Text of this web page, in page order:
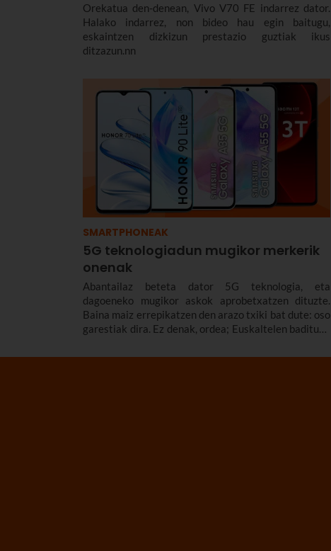
Orekatua den-denean, Vivo V70 FE indarrez dator.
Halako indarrez, non bideo hau egin baitugu,
eskaintzen dizkizun prestazio guztiak ikus
ditzazun.nn
SMARTPHONEAK
5G teknologiadun mugikor merkerik
onenak
Abantailaz beteta dator 5G teknologia, eta
dagoeneko mugikor askok aprobetxatzen dituzte.
Baina maiz errepikatzen den arazo txiki bat dute: oso
garestiak dira. Ez denak, ordea; Euskaltelen baditugu
guztietarako egokiak. Hona hemen 5G teknologiadun